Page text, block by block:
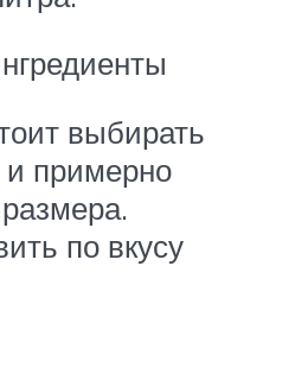
выбирать
и примерно
по вкусу